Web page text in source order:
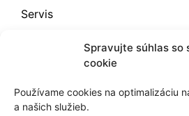
Spravujte súhlas so
cookie
Používame cookies na optimalizáciu
a našich služieb.
Servis
Doprava a platba
Kontakt